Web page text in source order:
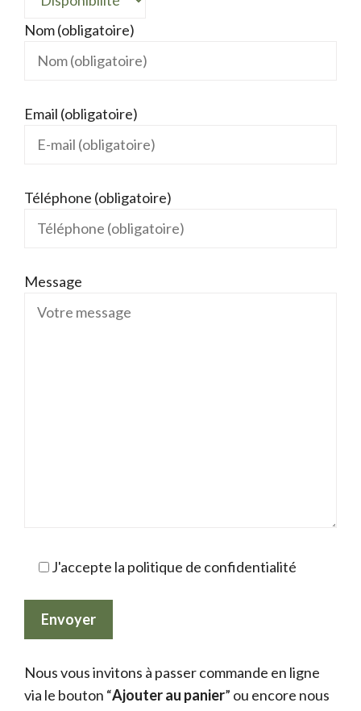
Nom (obligatoire)
Email (obligatoire)
Téléphone (obligatoire)
Message
J'accepte la politique de confidentialité
Nous vous invitons à passer commande en ligne
via le bouton “Ajouter au panier” ou encore nous